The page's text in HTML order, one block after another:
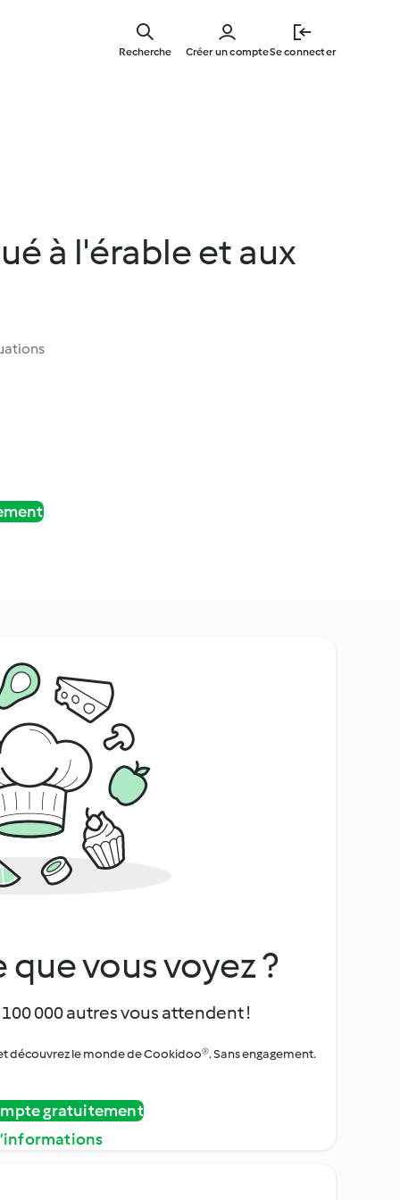
main
Créer un compteSe connecter
Recherche
à l'érable et aux
vous voyez ?
000 autres vous attendent !
découvrez le monde de Cookidoo®. Sans engagement.
gratuitement